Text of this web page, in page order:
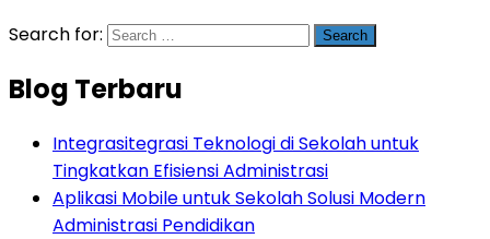
Search for:
Blog Terbaru
Integrasitegrasi Teknologi di Sekolah untuk
Tingkatkan Efisiensi Administrasi
Aplikasi Mobile untuk Sekolah Solusi Modern
Administrasi Pendidikan